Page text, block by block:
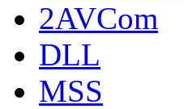
2AVCom
DLL
MSS